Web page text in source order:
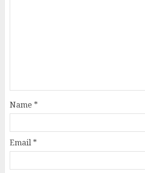
Name *
Email *